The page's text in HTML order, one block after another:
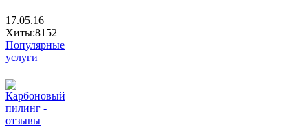
17.05.16
Хиты:8152
Популярные
услуги